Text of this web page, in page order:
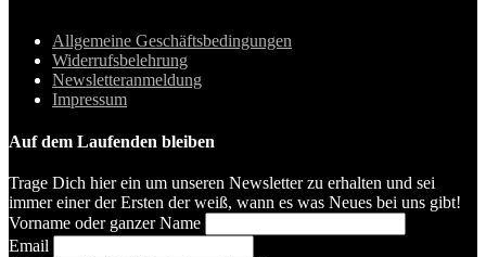
Allgemeine Geschäftsbedingungen
Widerrufsbelehrung
Newsletteranmeldung
Impressum
Auf dem Laufenden bleiben
Trage Dich hier ein um unseren Newsletter zu erhalten und sei
immer einer der Ersten der weiß, wann es was Neues bei uns gibt!
Vorname oder ganzer Name
Email